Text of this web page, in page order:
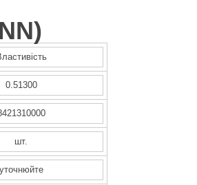
)
0.51300
шт.
уточнюйте